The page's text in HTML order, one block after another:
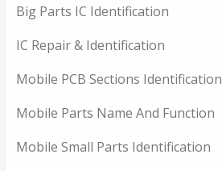
Big Parts IC Identification
IC Repair & Identification
Mobile PCB Sections Identification
Mobile Parts Name And Function
Mobile Small Parts Identification